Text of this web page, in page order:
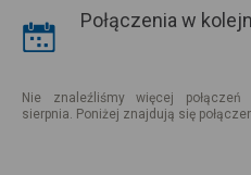
Połączenia w
Nie znaleźliśmy więcej
sierpnia. Poniżej znajdują się